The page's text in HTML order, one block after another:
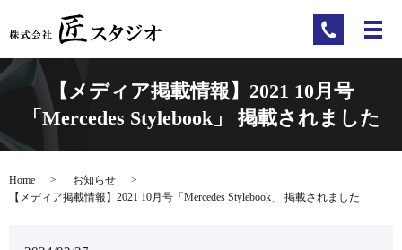
【メディア掲載情報】2021 10月号
「Mercedes Stylebook」 掲載されました
Home
お知らせ
【メディア掲載情報】2021 10月号「Mercedes Stylebook」 掲載されました